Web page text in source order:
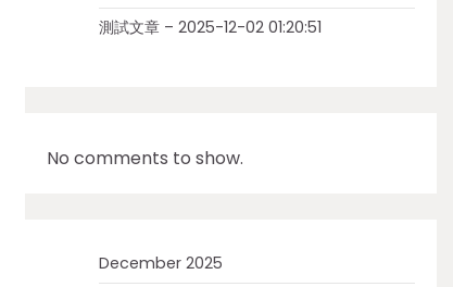
測試文章 – 2025-12-02 01:20:51
No comments to show.
December 2025